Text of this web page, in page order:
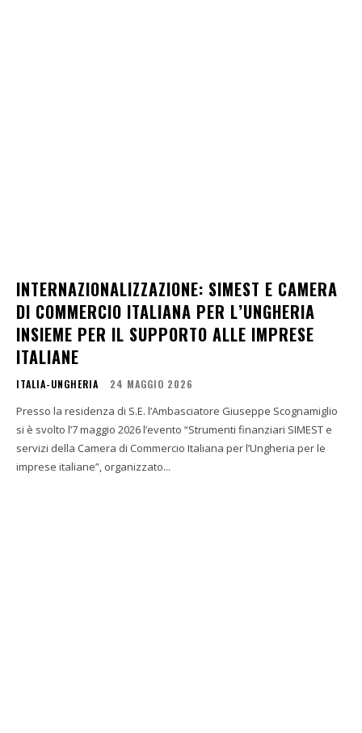
INTERNAZIONALIZZAZIONE: SIMEST E CAMERA
DI COMMERCIO ITALIANA PER L’UNGHERIA
INSIEME PER IL SUPPORTO ALLE IMPRESE
ITALIANE
ITALIA-UNGHERIA 24 MAGGIO 2026
Presso la residenza di S.E. l’Ambasciatore Giuseppe Scognamiglio
si è svolto l’7 maggio 2026 l’evento “Strumenti finanziari SIMEST e
servizi della Camera di Commercio Italiana per l’Ungheria per le
imprese italiane”, organizzato...